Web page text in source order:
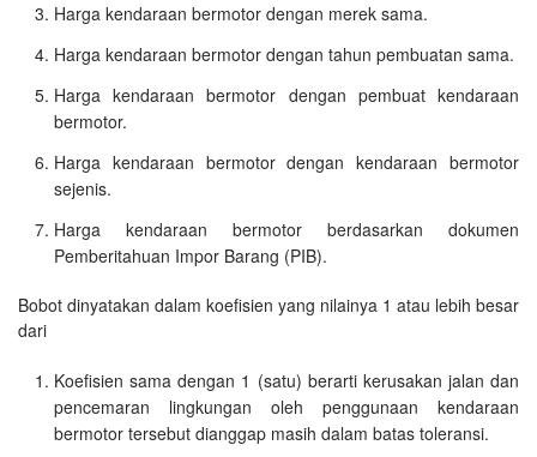
Harga kendaraan bermotor dengan merek sama.
Harga kendaraan bermotor dengan tahun pembuatan sama.
Harga kendaraan bermotor dengan pembuat kendaraan
bermotor.
Harga kendaraan bermotor dengan kendaraan bermotor
sejenis.
Harga kendaraan bermotor berdasarkan dokumen
Pemberitahuan Impor Barang (PIB).
Bobot dinyatakan dalam koefisien yang nilainya 1 atau lebih besar
dari
Koefisien sama dengan 1 (satu) berarti kerusakan jalan dan
pencemaran lingkungan oleh penggunaan kendaraan
bermotor tersebut dianggap masih dalam batas toleransi.